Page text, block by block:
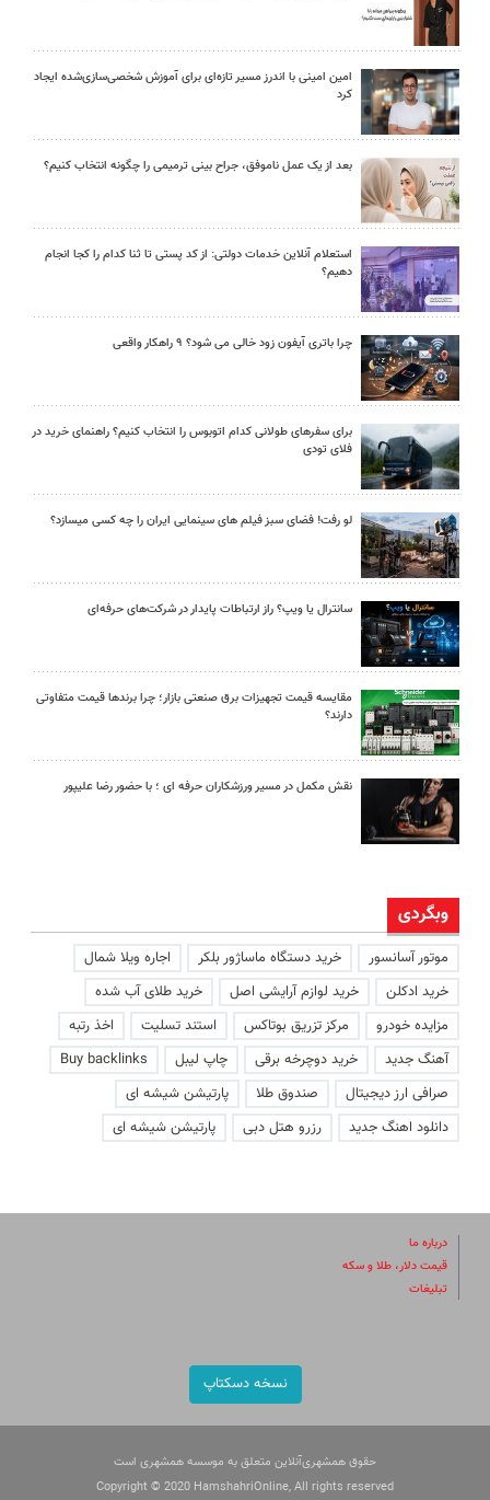
امین امینی با اندرز مسیر تازه‌ای برای آموزش شخصی‌سازی‌شده ایجاد
کرد
بعد از یک عمل ناموفق، جراح بینی ترمیمی را چگونه انتخاب کنیم؟
استعلام آنلاین خدمات دولتی: از کد پستی تا ثنا کدام را کجا انجام
دهیم؟
چرا باتری آیفون زود خالی می شود؟ ۹ راهکار واقعی
برای سفرهای طولانی کدام اتوبوس را انتخاب کنیم؟ راهنمای خرید در
فلای تودی
لو رفت! فضای سبز فیلم های سینمایی ایران را چه کسی میسازد؟
سانترال یا ویپ؟ راز ارتباطات پایدار در شرکت‌های حرفه‌ای
مقایسه قیمت تجهیزات برق صنعتی بازار؛ چرا برندها قیمت متفاوتی
دارند؟
نقش مکمل در مسیر ورزشکاران حرفه ای ؛ با حضور رضا علیپور
وبگردی
موتور آسانسور خرید دستگاه ماساژور بلکر
اجاره ویلا شمال
خرید ادکلن
خرید لوازم آرایشی اصل
خرید طلای آب شده
مزایده خودرو
مرکز تزریق بوتاکس استند تسلیت
اخذ رتبه
آهنگ جدید
خرید دوچرخه برقی چاپ لیبل
Buy backlinks
صرافی ارز دیجیتال
صندوق طلا
پارتیشن شیشه ای
دانلود اهنگ جدید
رزرو هتل دبی پارتیشن شیشه ای
درباره ما
قیمت دلار، طلا و سکه
تبلیغات
نسخه دسکتاپ
حقوق همشهری‌آنلاین متعلق به موسسه همشهری است
Copyright © 2020 HamshahriOnline, All rights reserved